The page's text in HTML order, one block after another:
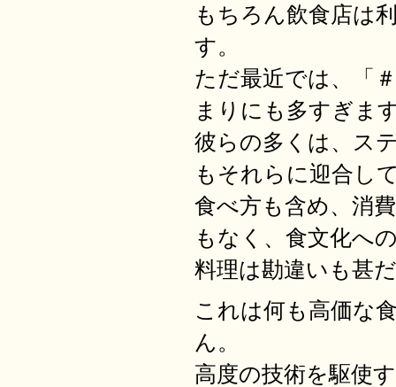
もちろん飲食店は
す。
ただ最近では、「
まりにも多すぎま
彼らの多くは、ス
もそれらに迎合し
食べ方も含め、消
もなく、食文化へ
料理は勘違いも甚
これは何も高価な
ん。
高度の技術を駆使